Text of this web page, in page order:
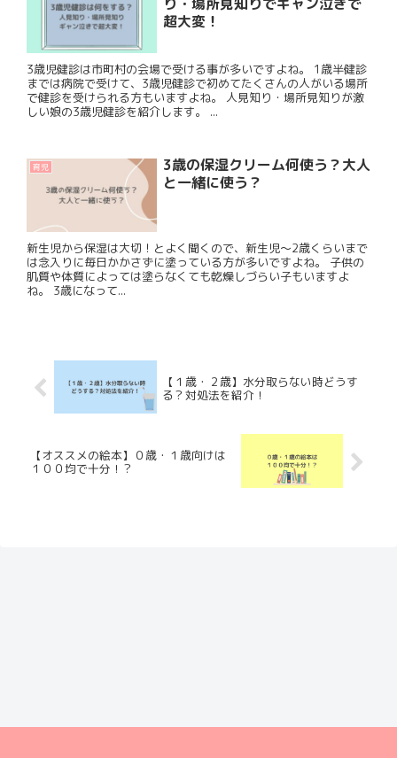
り・場所見知りでギャン泣きで
超大変！
3歳児健診は市町村の会場で受ける事が多いですよね。 1歳半健診
までは病院で受けて、3歳児健診で初めてたくさんの人がいる場所
で健診を受けられる方もいますよね。 人見知り・場所見知りが激
しい娘の3歳児健診を紹介します。 ...
育児
3歳の保湿クリーム何使う？大人
と一緒に使う？
新生児から保湿は大切！とよく聞くので、新生児〜2歳くらいまで
は念入りに毎日かかさずに塗っている方が多いですよね。 子供の
肌質や体質によっては塗らなくても乾燥しづらい子もいますよ
ね。 3歳になって...
【１歳・２歳】水分取らない時どうす
る？対処法を紹介！
【オススメの絵本】０歳・１歳向けは
１００均で十分！？